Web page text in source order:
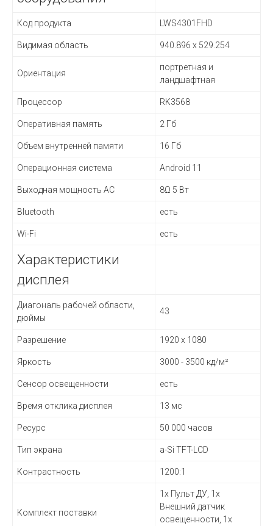
Код продукта LWS4301FHD
Видимая область 940.896 х 529.254
Ориентация
портретная и
ландшафтная
Процессор RK3568
Оперативная память 2 Гб
Объем внутренней памяти 16 Гб
Операционная система Android 11
Выходная мощность АС 8Ω 5 Вт
Bluetooth есть
Wi-Fi есть
Характеристики
дисплея
Диагональ рабочей области,
дюймы
43
Разрешение 1920 x 1080
Яркость 3000 - 3500 кд/м²
Сенсор освещенности есть
Время отклика дисплея 13 мс
Ресурс 50 000 часов
Тип экрана a-Si TFT-LCD
Контрастность 1200:1
Комплект поставки
1х Пульт ДУ, 1х
Внешний датчик
освещенности, 1x